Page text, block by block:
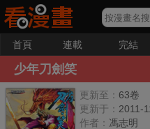
首頁 連載 完結
少年刀劍笑
更新至： 63卷
更新于： 2011-
作者： 馮志明